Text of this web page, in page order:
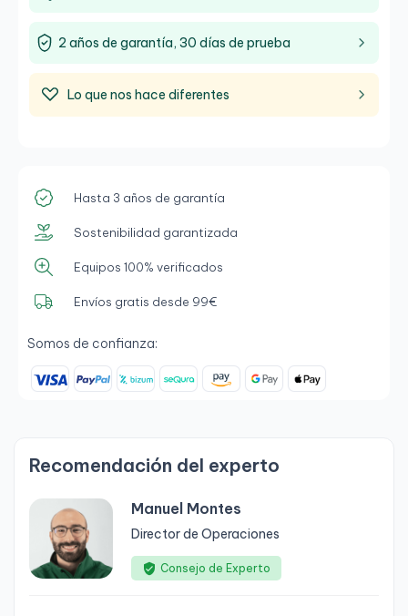
2 años de garantía, 30 días de prueba
Lo que nos hace diferentes
Hasta 3 años de garantía
Sostenibilidad garantizada
Equipos 100% verificados
Envíos gratis desde 99€
Somos de confianza:
Recomendación del experto
Manuel Montes
Director de Operaciones
Consejo de Experto